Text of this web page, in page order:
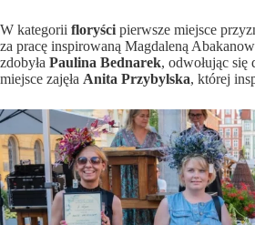
W kategorii floryści pierwsze miejsce
za pracę inspirowaną Magdaleną
zdobyła Paulina Bednarek, odwołując się
miejsce zajęła Anita Przybylska, której